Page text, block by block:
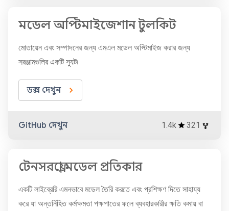
মডেল অপ্টিমাইজেশান টুলকিট
মোতায়েন এবং সম্পাদনের জন্য এমএল মডেল অপ্টিমাইজ করার জন্য
সরঞ্জামগুলির একটি স্যুট৷
ডক্স দেখুন
GitHub দেখুন 1.4k 321
টেনসরফ্লো মডেল প্রতিকার
একটি লাইব্রেরি এমনভাবে মডেল তৈরি করতে এবং প্রশিক্ষণ দিতে সাহায্য
করে যা অন্তর্নিহিত কর্মক্ষমতা পক্ষপাতের ফলে ব্যবহারকারীর ক্ষতি কমায় বা